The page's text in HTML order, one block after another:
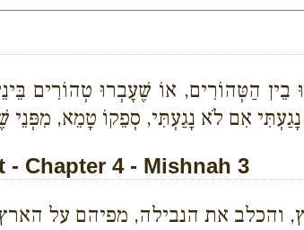
הַטְּהוֹרִים, אוֹ שֶׁעָבְרוּ טְהוֹרִים
אִם לֹא נָגַעְתִּי, סְפֵקוֹ טָמֵא,
- Chapter 4 - Mishnah 3
את הנבילה, מפיהם על